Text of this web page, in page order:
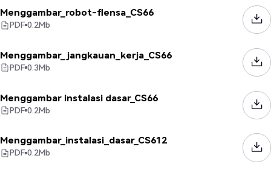
Menggambar_robot-flensa_CS66
PDF 0.2Mb
Menggambar_jangkauan_kerja_CS66
PDF 0.3Mb
Menggambar instalasi dasar_CS66
PDF 0.2Mb
Menggambar_instalasi_dasar_CS612
PDF 0.2Mb